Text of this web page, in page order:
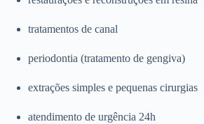
tratamentos de canal
periodontia (tratamento de gengiva)
extrações simples e pequenas cirurgias
atendimento de urgência 24h